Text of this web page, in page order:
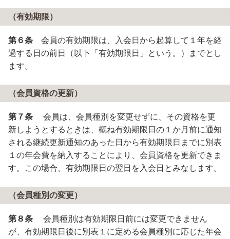
（有効期限）
第６条 会員の有効期限は、入会日から起算して１年を経
過する日の前日（以下「有効期限日」という。）までとし
ます。
（会員資格の更新）
第７条 会員は、会員種別を変更せずに、その資格を更
新しようとするときは、概ね有効期限日の１か月前に通知
される継続更新通知のあった日から有効期限日までに別表
１の年会費を納入することにより、会員資格を更新できま
す。この場合、有効期限日の翌日を入会日とみなします。
（会員種別の変更）
第８条 会員種別は有効期限日前には変更できません
が、有効期限日後に別表１に定める会員種別に応じた年会